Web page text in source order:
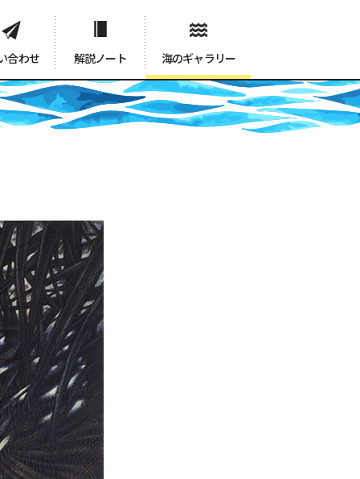
合わせ 解説ノート 海のギャラリー